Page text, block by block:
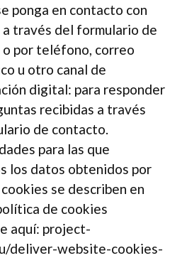
ponga en contacto con
través del formulario de
por teléfono, correo
u otro canal de
digital: para responder
recibidas a través
de contacto.
para las que
los datos obtenidos por
se describen en
de cookies
aquí: project-
deliver-website-cookies-